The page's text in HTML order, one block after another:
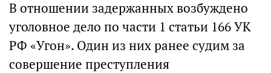
В отношении задержанных возбуждено
уголовное дело по части 1 статьи 166 УК
РФ «Угон». Один из них ранее судим за
совершение преступления